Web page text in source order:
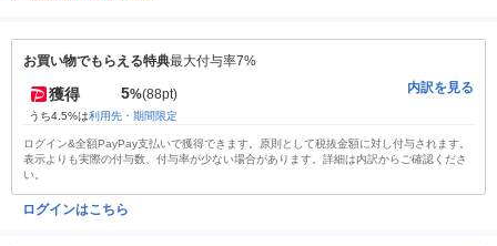
お買い物でもらえる特典最大付与率7%
獲得 5%(88pt)
うち4.5%は利用先・期間限定
内訳を見る
ログイン&全額PayPay支払いで獲得できます。原則として税抜金額に対し付与されます。
表示よりも実際の付与数、付与率が少ない場合があります。詳細は内訳からご確認くださ
い。
ログインはこちら